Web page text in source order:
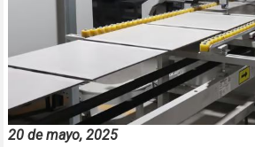
20 de mayo, 2025